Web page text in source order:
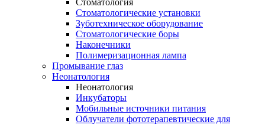
Стоматология
Стоматологические установки
Зуботехническое оборудование
Стоматологические боры
Наконечники
Полимеризационная лампа
Промывание глаз
Неонатология
Неонатология
Инкубаторы
Мобильные источники питания
Облучатели фототерапевтические для